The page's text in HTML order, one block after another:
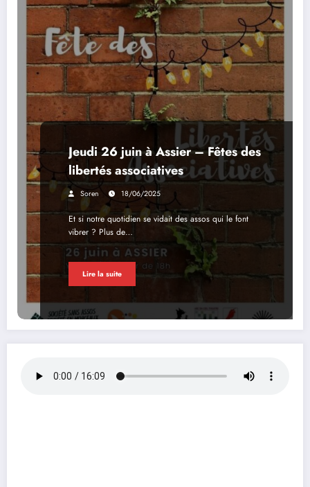
Jeudi 26 juin à Assier – Fêtes des
libertés associatives
Soren 18/06/2025
Et si notre quotidien se vidait des assos qui le font
vibrer ? Plus de…
Lire la suite